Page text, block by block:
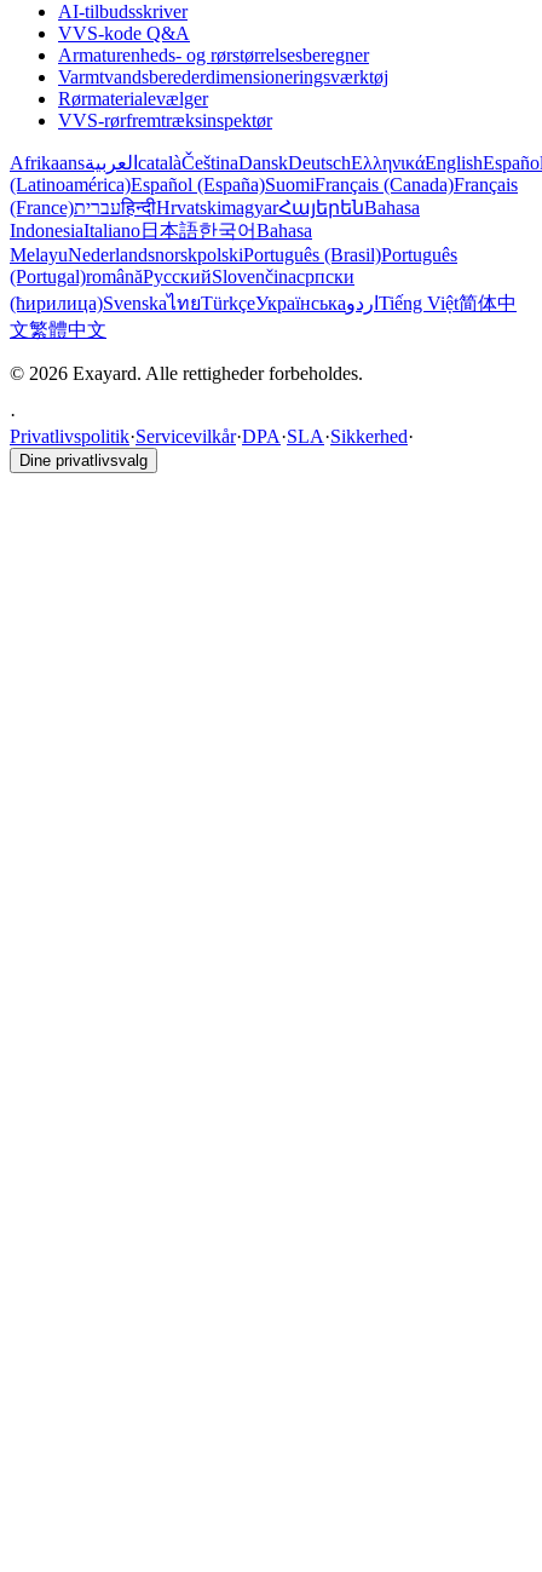
AI-tilbudsskriver
VVS-kode Q&A
Armaturenheds- og rørstørrelsesberegner
Varmtvandsberederdimensioneringsværktøj
Rørmaterialevælger
VVS-rørfremtræksinspektør
Afrikaansالعربية catalàČeštinaDanskDeutschΕλληνικάEnglish
(Latinoamérica)Español (España)SuomiFrançais (Canada)Français
(France)עבריתहिन्दीHrvatskimagyarՀայերենBahasa
IndonesiaItaliano日本語한국어Bahasa
MelayuNederlandsnorskpolskiPortuguês (Brasil)Português
(Portugal)românăРусскийSlovenčinaсрпски
(ћирилица)SvenskaไทยTürkçeУкраїнськаاردو Tiếng Việt简体中
文繁體中文
© 2026 Exayard. Alle rettigheder forbeholdes.
·
Privatlivspolitik·Servicevilkår·DPA·SLA·Sikkerhed·
Dine privatlivsvalg